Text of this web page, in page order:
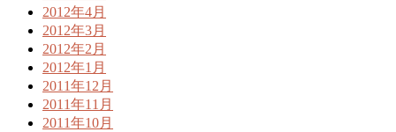
2012年4月
2012年3月
2012年2月
2012年1月
2011年12月
2011年11月
2011年10月